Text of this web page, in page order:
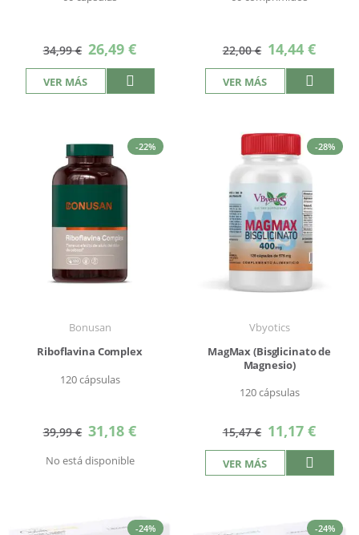
34,99 € Precio
especial
26,49 €
VER MÁS
22,00 € Precio
especial
14,44 €
VER MÁS
-22%
Bonusan
Riboflavina Complex
120 cápsulas
39,99 € Precio
especial
31,18 €
No está disponible
-28%
Vbyotics
MagMax (Bisglicinato de
Magnesio)
120 cápsulas
15,47 € Precio
especial
11,17 €
VER MÁS
-24% -24%